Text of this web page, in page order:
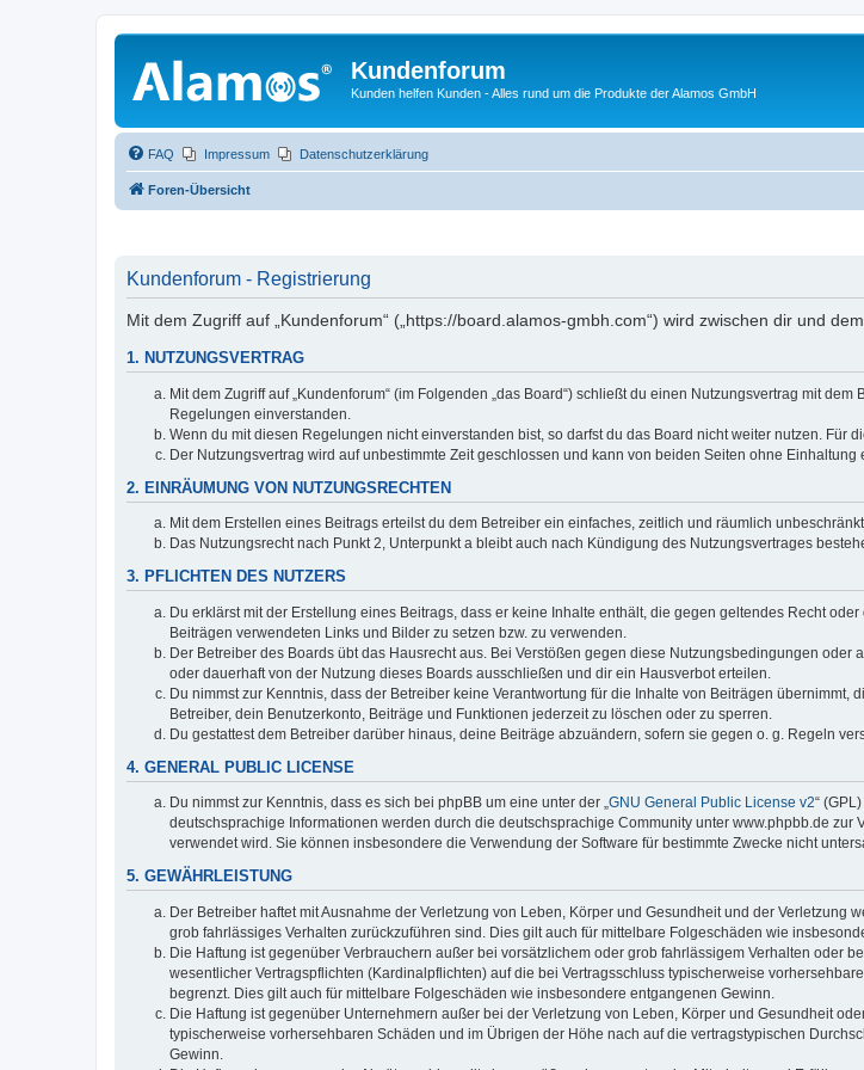
Kundenforum
Kunden helfen Kunden - Alles rund um die Produkte der Alamos GmbH
FAQ Impressum Datenschutzerklärung
Foren-Übersicht
Kundenforum - Registrierung
Mit dem Zugriff auf „Kundenforum“ („https://board.alamos-gmbh.com“) wird zwischen dir und
1. NUTZUNGSVERTRAG
Mit dem Zugriff auf „Kundenforum“ (im Folgenden „das Board“) schließt du einen Nutzungsvertrag mit
Regelungen einverstanden.
Wenn du mit diesen Regelungen nicht einverstanden bist, so darfst du das Board nicht weiter nutzen.
Der Nutzungsvertrag wird auf unbestimmte Zeit geschlossen und kann von beiden Seiten ohne
2. EINRÄUMUNG VON NUTZUNGSRECHTEN
Mit dem Erstellen eines Beitrags erteilst du dem Betreiber ein einfaches, zeitlich und räumlich
Das Nutzungsrecht nach Punkt 2, Unterpunkt a bleibt auch nach Kündigung des Nutzungsvertrages
3. PFLICHTEN DES NUTZERS
Du erklärst mit der Erstellung eines Beitrags, dass er keine Inhalte enthält, die gegen geltendes Recht
Beiträgen verwendeten Links und Bilder zu setzen bzw. zu verwenden.
Der Betreiber des Boards übt das Hausrecht aus. Bei Verstößen gegen diese Nutzungsbedingungen
oder dauerhaft von der Nutzung dieses Boards ausschließen und dir ein Hausverbot erteilen.
Du nimmst zur Kenntnis, dass der Betreiber keine Verantwortung für die Inhalte von Beiträgen
Betreiber, dein Benutzerkonto, Beiträge und Funktionen jederzeit zu löschen oder zu sperren.
Du gestattest dem Betreiber darüber hinaus, deine Beiträge abzuändern, sofern sie gegen o. g. Regeln
4. GENERAL PUBLIC LICENSE
Du nimmst zur Kenntnis, dass es sich bei phpBB um eine unter der „GNU General Public License v2“
deutschsprachige Informationen werden durch die deutschsprachige Community unter www.phpbb.de
verwendet wird. Sie können insbesondere die Verwendung der Software für bestimmte Zwecke nicht
5. GEWÄHRLEISTUNG
Der Betreiber haftet mit Ausnahme der Verletzung von Leben, Körper und Gesundheit und der
grob fahrlässiges Verhalten zurückzuführen sind. Dies gilt auch für mittelbare Folgeschäden wie
Die Haftung ist gegenüber Verbrauchern außer bei vorsätzlichem oder grob fahrlässigem Verhalten oder
wesentlicher Vertragspflichten (Kardinalpflichten) auf die bei Vertragsschluss typischerweise
begrenzt. Dies gilt auch für mittelbare Folgeschäden wie insbesondere entgangenen Gewinn.
Die Haftung ist gegenüber Unternehmern außer bei der Verletzung von Leben, Körper und Gesundheit
typischerweise vorhersehbaren Schäden und im Übrigen der Höhe nach auf die vertragstypischen
Gewinn.